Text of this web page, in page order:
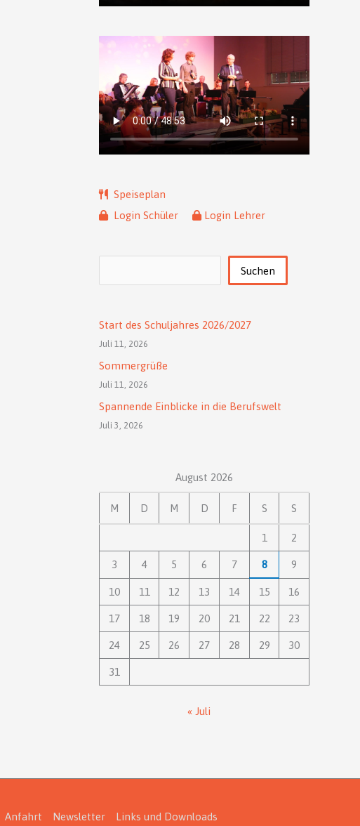
Speiseplan
Login Schüler
Login Lehrer
Suchen
Start des Schuljahres 2026/2027
Juli 11, 2026
Sommergrüße
Juli 11, 2026
Spannende Einblicke in die Berufswelt
Juli 3, 2026
August 2026
M D M D F S S
1 2
3 4 5 6 7 8 9
10 11 12 13 14 15 16
17 18 19 20 21 22 23
24 25 26 27 28 29 30
31
« Juli
Anfahrt Newsletter Links und Downloads